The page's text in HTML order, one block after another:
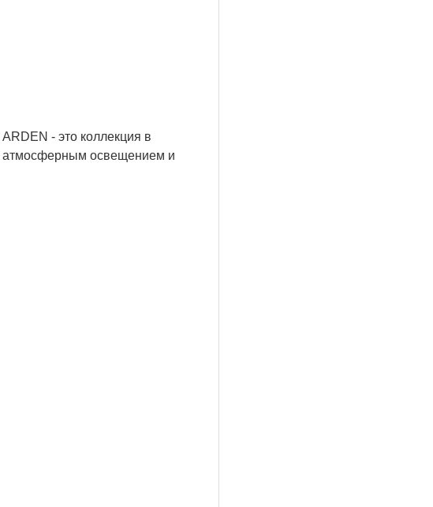
- это коллекция в
атмосферным освещением и